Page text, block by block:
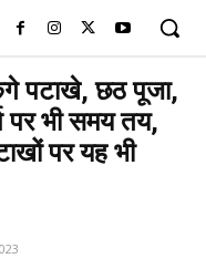
पटाखे, छठ पूजा,
पर भी समय तय,
पर यह भी